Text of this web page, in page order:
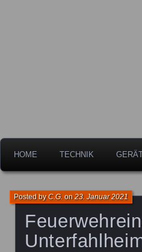
HOME TECHNIK
Posted byC.G. on23. Januar 2021